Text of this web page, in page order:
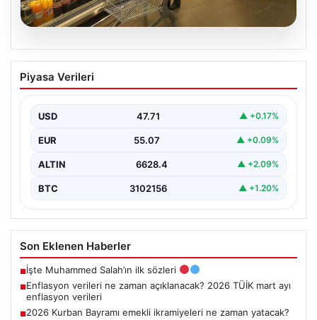
Enflasyon verileri ne zaman
açıklanacak? 2026 TÜİK mart ayı
Piyasa Verileri
USD 47.71 ▲ +0.17%
EUR 55.07 ▲ +0.09%
ALTIN 6628.4 ▲ +2.09%
BTC 3102156 ▲ +1.20%
Son Eklenen Haberler
■İşte Muhammed Salah’ın ilk sözleri
■Enflasyon verileri ne zaman açıklanacak? 2026 TÜİK mart ayı
enflasyon verileri
■2026 Kurban Bayramı emekli ikramiyeleri ne zaman yatacak?